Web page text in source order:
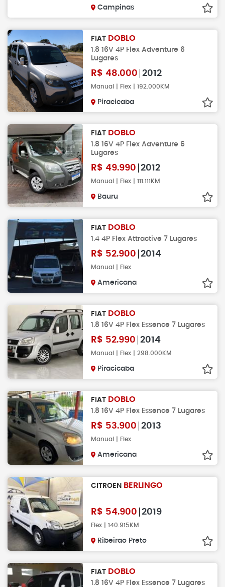
Campinas
FIAT DOBLO
1.8 16V 4P Flex Adventure 6
Lugares
R$ 48.000 2012
Manual | Flex | 192.000KM
Piracicaba
FIAT DOBLO
1.8 16V 4P Flex Adventure 6
Lugares
R$ 49.990 2012
Manual | Flex | 111.111KM
Bauru
FIAT DOBLO
1.4 4P Flex Attractive 7 Lugares
R$ 52.900 2014
Manual | Flex
Americana
FIAT DOBLO
1.8 16V 4P Flex Essence 7 Lugares
R$ 52.990 2014
Manual | Flex | 298.000KM
Piracicaba
FIAT DOBLO
1.8 16V 4P Flex Essence 7 Lugares
R$ 53.900 2013
Manual | Flex
Americana
CITROEN BERLINGO
R$ 54.900 2019
Flex | 140.915KM
Ribeirao Preto
FIAT DOBLO
1.8 16V 4P Flex Essence 7 Lugares